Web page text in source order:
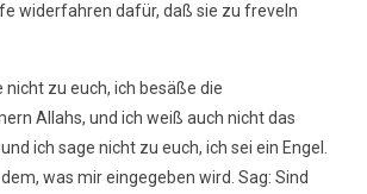
widerfahren dafür, daß sie zu freveln
nicht zu euch, ich besäße die
Allahs, und ich weiß auch nicht das
ich sage nicht zu euch, ich sei ein Engel.
was mir eingegeben wird. Sag: Sind